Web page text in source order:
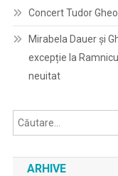
Concert Tudor
Mirabela Dauer și
excepție la
neuitat
ARHIVE